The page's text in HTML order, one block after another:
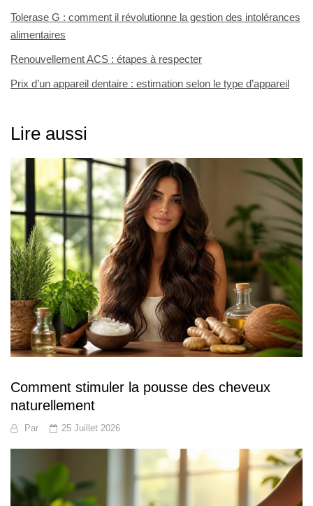
Tolerase G : comment il révolutionne la gestion des intolérances
alimentaires
Renouvellement ACS : étapes à respecter
Prix d’un appareil dentaire : estimation selon le type d’appareil
Lire aussi
Comment stimuler la pousse des cheveux
naturellement
Par 25 Juillet 2026